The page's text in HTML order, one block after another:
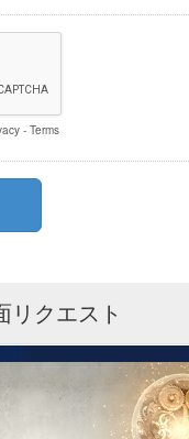
リクエスト